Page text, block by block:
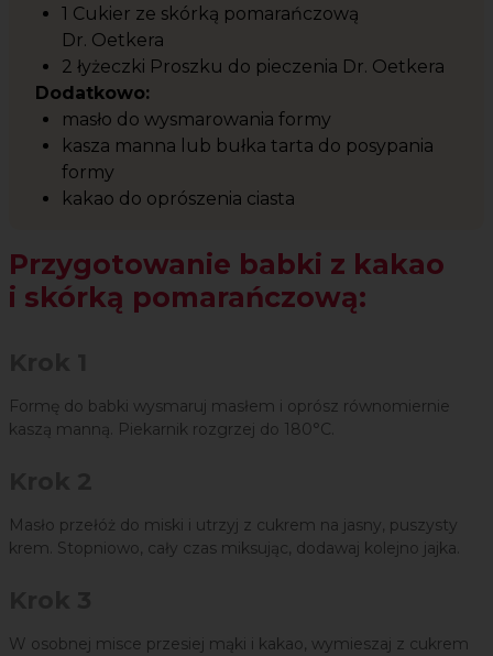
1 Cukier ze skórką pomarańczową
Dr. Oetkera
2 łyżeczki Proszku do pieczenia Dr. Oetkera
Dodatkowo:
masło do wysmarowania formy
kasza manna lub bułka tarta do posypania
formy
kakao do oprószenia ciasta
Przygotowanie babki z kakao
i skórką pomarańczową:
Formę do babki wysmaruj masłem i oprósz równomiernie
kaszą manną. Piekarnik rozgrzej do 180°C.
Masło przełóż do miski i utrzyj z cukrem na jasny, puszysty
krem. Stopniowo, cały czas miksując, dodawaj kolejno jajka.
W osobnej misce przesiej mąki i kakao, wymieszaj z cukrem